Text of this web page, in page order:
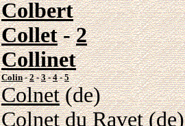
Colbert
Collet-2
Collinet
Colin-2-3-4-5
Colnet(de)
Colnet du Ravet(de)